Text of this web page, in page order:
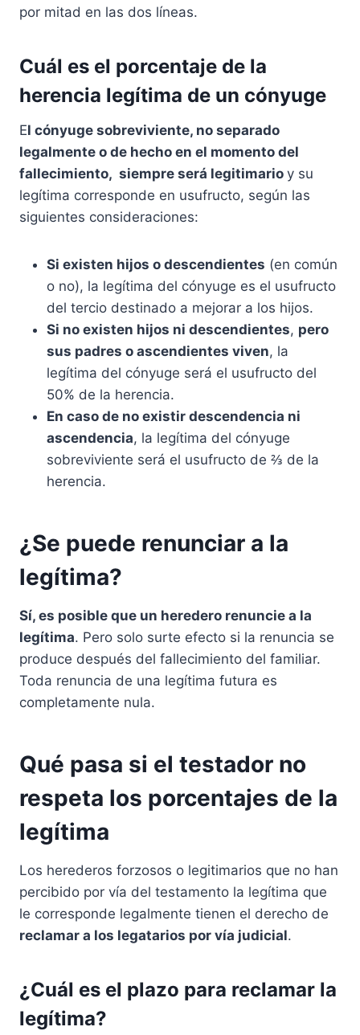
por mitad en las dos líneas.
Cuál es el porcentaje de la
herencia legítima de un cónyuge
El cónyuge sobreviviente, no separado
legalmente o de hecho en el momento del
fallecimiento, siempre será legitimario y su
legítima corresponde en usufructo, según las
siguientes consideraciones:
Si existen hijos o descendientes (en común
o no), la legítima del cónyuge es el usufructo
del tercio destinado a mejorar a los hijos.
Si no existen hijos ni descendientes, pero
sus padres o ascendientes viven, la
legítima del cónyuge será el usufructo del
50% de la herencia.
En caso de no existir descendencia ni
ascendencia, la legítima del cónyuge
sobreviviente será el usufructo de ⅔ de la
herencia.
¿Se puede renunciar a la
legítima?
Sí, es posible que un heredero renuncie a la
legítima. Pero solo surte efecto si la renuncia se
produce después del fallecimiento del familiar.
Toda renuncia de una legítima futura es
completamente nula.
Qué pasa si el testador no
respeta los porcentajes de la
legítima
Los herederos forzosos o legitimarios que no han
percibido por vía del testamento la legítima que
le corresponde legalmente tienen el derecho de
reclamar a los legatarios por vía judicial.
¿Cuál es el plazo para reclamar la
legítima?